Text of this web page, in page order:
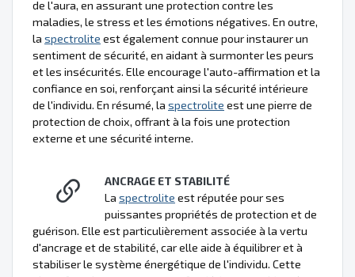
de l'aura, en assurant une protection contre les
maladies, le stress et les émotions négatives. En outre,
la spectrolite est également connue pour instaurer un
sentiment de sécurité, en aidant à surmonter les peurs
et les insécurités. Elle encourage l'auto-affirmation et la
confiance en soi, renforçant ainsi la sécurité intérieure
de l'individu. En résumé, la spectrolite est une pierre de
protection de choix, offrant à la fois une protection
externe et une sécurité interne.
ANCRAGE ET STABILITÉ
La spectrolite est réputée pour ses
puissantes propriétés de protection et de
guérison. Elle est particulièrement associée à la vertu
d'ancrage et de stabilité, car elle aide à équilibrer et à
stabiliser le système énergétique de l'individu. Cette